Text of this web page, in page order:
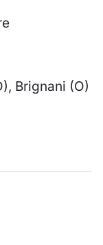
Brignani (O)